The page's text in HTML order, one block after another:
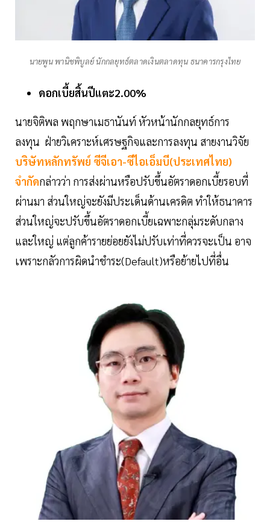
นายพูน พานิชพิบูลย์ นักกลยุทธ์ตลาดเงินตลาดทุน ธนาคารกรุงไทย
ดอกเบี้ยสิ้นปีแตะ2.00%
นายจิติพล พฤกษาเมธานันท์ หัวหน้านักกลยุทธ์การ
ลงทุน ฝ่ายวิเคราะห์เศรษฐกิจและการลงทุน สายงานวิจัย
บริษัทหลักทรัพย์ ซีจีเอา-ซีไอเอ็มบี(ประเทศไทย)
จำกัดกล่าวว่า การส่งผ่านหรือปรับขึ้นอัตราดอกเบี้ยรอบที่
ผ่านมา ส่วนใหญ่จะยังมีประเด็นด้านเครดิต ทำให้ธนาคาร
ส่วนใหญ่จะปรับขึ้นอัตราดอกเบี้ยเฉพาะกลุ่มระดับกลาง
และใหญ่ แต่ลูกค้ารายย่อยยังไม่ปรับเท่าที่ควรจะเป็น อาจ
เพราะกลัวการผิดนำชำระ(Default)หรือย้ายไปที่อื่น